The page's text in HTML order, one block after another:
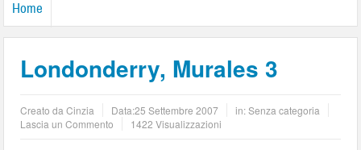
Home
Londonderry, Murales 3
Creato daCinzia Data:25 Settembre 2007
in: Senza categoria
Lascia un Commento
1422 Visualizzazioni